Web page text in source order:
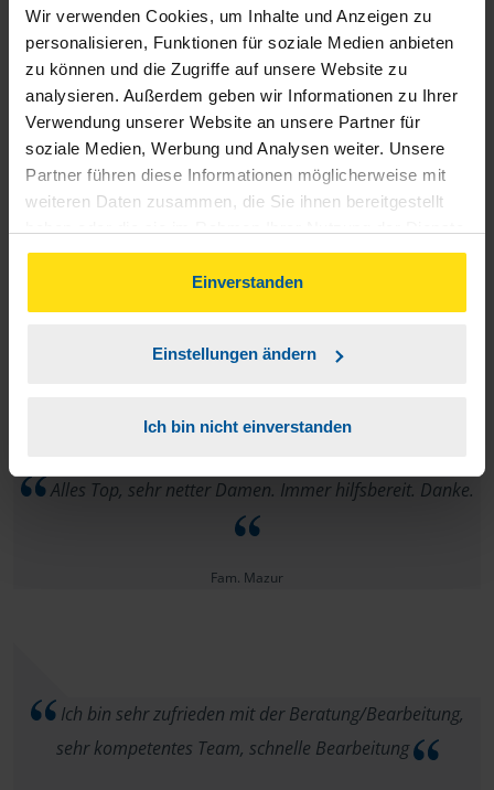
Wir verwenden Cookies, um Inhalte und Anzeigen zu
personalisieren, Funktionen für soziale Medien anbieten
zu können und die Zugriffe auf unsere Website zu
analysieren. Außerdem geben wir Informationen zu Ihrer
Verwendung unserer Website an unsere Partner für
soziale Medien, Werbung und Analysen weiter. Unsere
Partner führen diese Informationen möglicherweise mit
weiteren Daten zusammen, die Sie ihnen bereitgestellt
gesammelt haben. Indem Sie auf Einverstanden klicken,
können Sie der Verwendung von Cookies, gemäß
unserer
Einverstanden
Einstellungen ändern
Ich bin nicht einverstanden
Fachlich super, schnell und verlässlich! Absolut weiter zu
empfehlen!
Mark Altenbach
anonymes VLH-Mitglied
Alles Top, sehr netter Damen. Immer hilfsbereit. Danke.
Fam. Mazur
Ich bin sehr zufrieden mit der Beratung/Bearbeitung,
sehr kompetentes Team, schnelle Bearbeitung